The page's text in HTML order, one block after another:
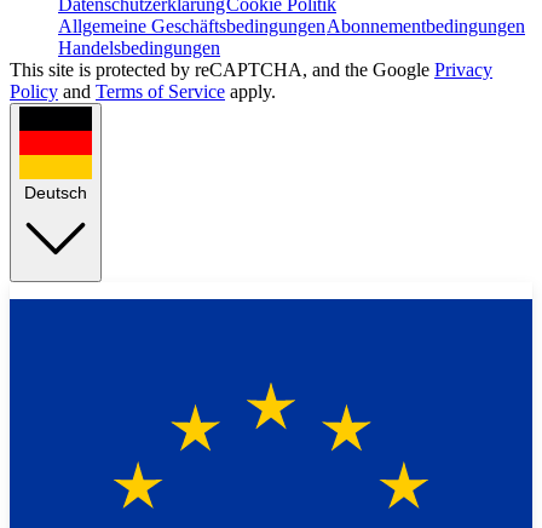
DatenschutzerklärungCookie Politik
Allgemeine GeschäftsbedingungenAbonnementbedingungen
Handelsbedingungen
This site is protected by reCAPTCHA, and the Google Privacy
Policy and Terms of Service apply.
Deutsch